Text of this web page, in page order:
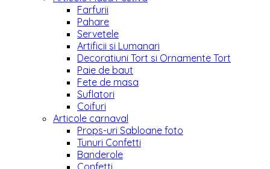
Farfurii
Pahare
Servetele
Artificii si Lumanari
Decoratiuni Tort si Ornamente Tort
Paie de baut
Fete de masa
Suflatori
Coifuri
Articole carnaval
Props-uri Sabloane foto
Tunuri Confetti
Banderole
Confetti